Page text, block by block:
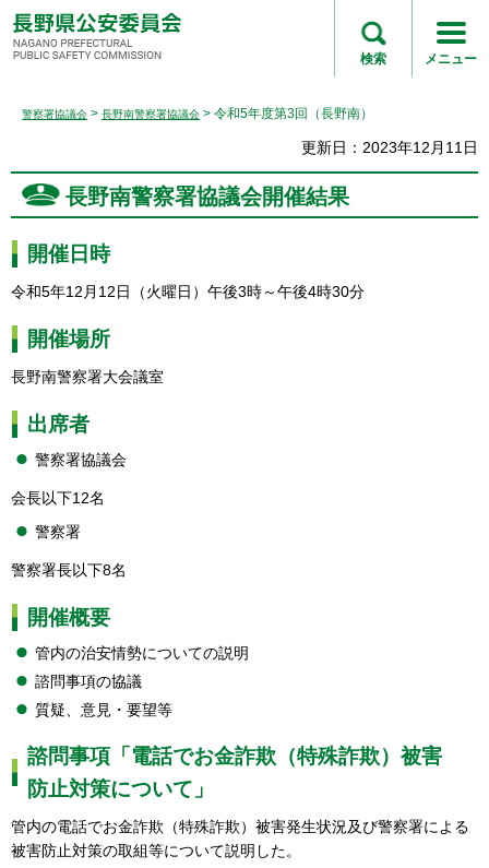
長野県公安委員会
NAGANO
COMMISSION
検索 メニュー
警察署協議会 > 長野南警察署協議会 > 令和5年度第3回（長野南）
更新日：2023年12月11日
長野南警察署協議会開催結果
開催日時
令和5年12月12日（火曜日）午後3時～午後4時30分
開催場所
長野南警察署大会議室
出席者
警察署協議会
会長以下12名
警察署
警察署長以下8名
開催概要
管内の治安情勢についての説明
諮問事項の協議
質疑、意見・要望等
諮問事項「電話でお金詐欺（特殊詐欺）被害
防止対策について」
管内の電話でお金詐欺（特殊詐欺）被害発生状況及び警察署による
被害防止対策の取組等について説明した。